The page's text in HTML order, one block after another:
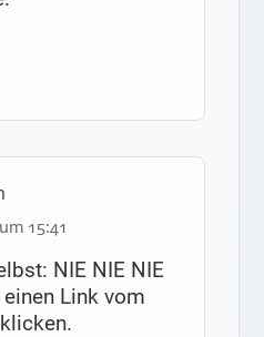
15:41
NIE NIE NIE
einen Link vom